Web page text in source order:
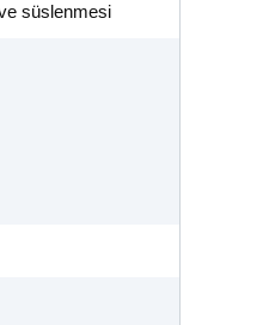
süslenmesi